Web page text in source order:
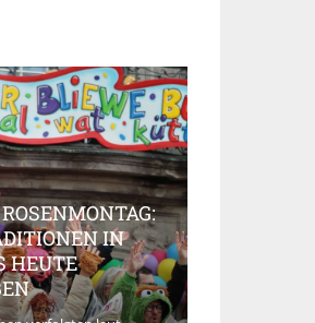
IN
HEUTE